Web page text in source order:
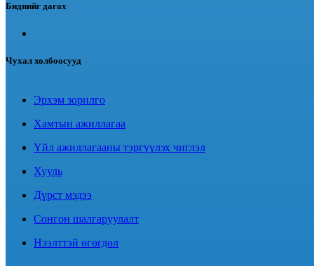
Биднийг дагах
Чухал холбоосууд
Эрхэм зорилго
Хамтын ажиллагаа
Үйл ажиллагааны тэргүүлэх чиглэл
Хууль
Дүрст мэдээ
Сонгон шалгаруулалт
Нээлттэй өгөгдөл